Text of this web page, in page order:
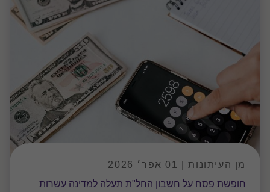
מן העיתונות | 01 אפר׳ 2026
חופשת פסח על חשבון החל"ת תעלה למדינה עשרות